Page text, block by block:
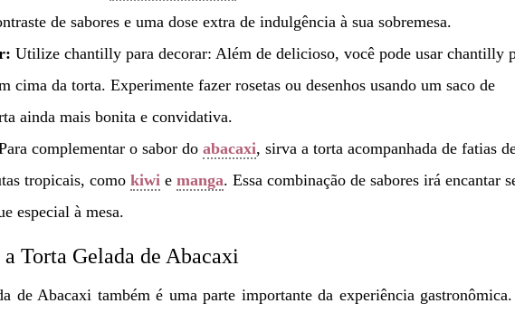
de sabores e uma dose extra de indulgência à sua sobremesa.
Utilize chantilly para decorar: Além de delicioso, você pode usar chantilly
cima da torta. Experimente fazer rosetas ou desenhos usando um saco de
ainda mais bonita e convidativa.
complementar o sabor do abacaxi, sirva a torta acompanhada de fatias
tropicais, como kiwi e manga. Essa combinação de sabores irá encantar
especial à mesa.
Torta Gelada de Abacaxi
de Abacaxi também é uma parte importante da experiência